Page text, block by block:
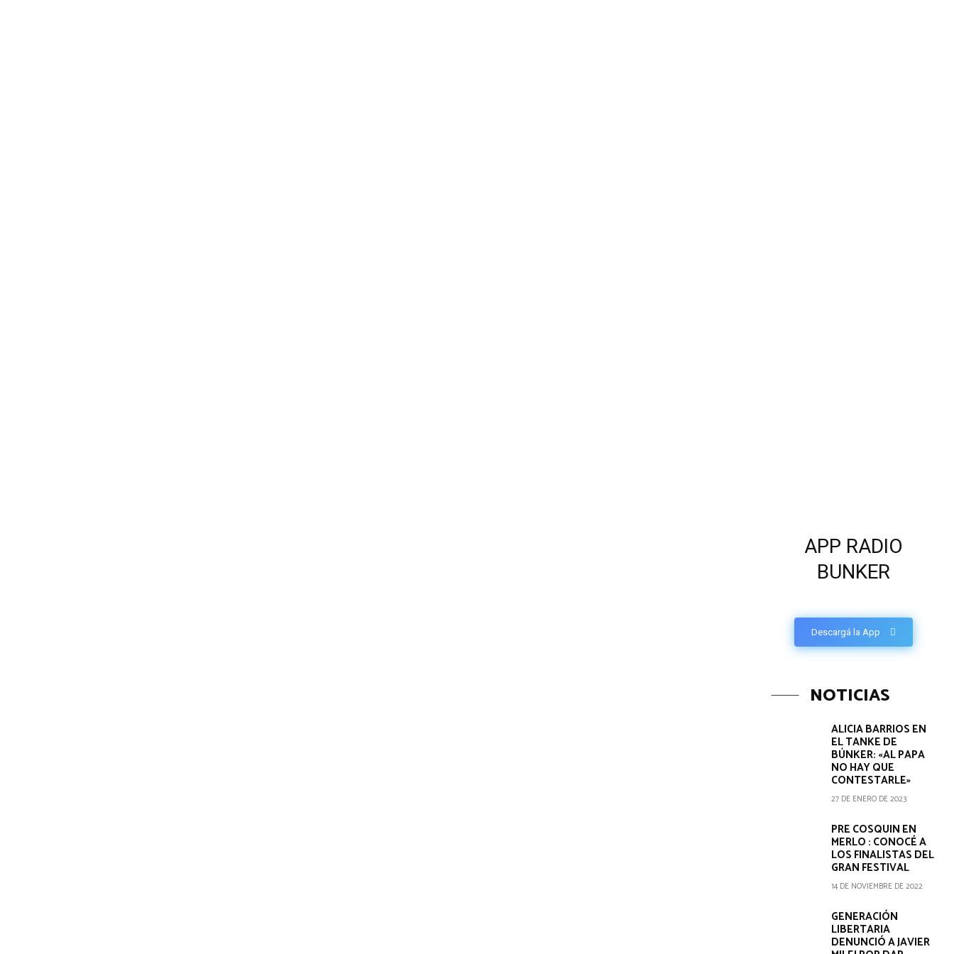
APP RADIO
BUNKER
Descargá la App
NOTICIAS
ALICIA BARRIOS EN
EL TANKE DE
BÚNKER: «AL PAPA
NO HAY QUE
CONTESTARLE»
27 DE ENERO DE 2023
PRE COSQUIN EN
MERLO : CONOCÉ A
LOS FINALISTAS DEL
GRAN FESTIVAL
14 DE NOVIEMBRE DE 2022
GENERACIÓN
LIBERTARIA
DENUNCIÓ A JAVIER